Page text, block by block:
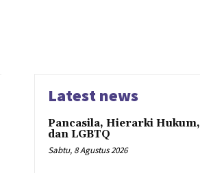
Latest news
Pancasila, Hierarki Hukum,
dan LGBTQ
Sabtu, 8 Agustus 2026